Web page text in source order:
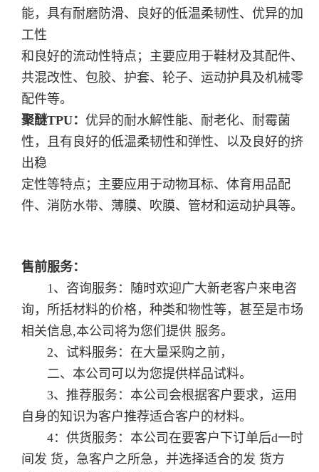
能，具有耐磨防滑、良好的低温柔韧性、优异的加
工性
和良好的流动性特点；主要应用于鞋材及其配件、
共混改性、包胶、护套、轮子、运动护具及机械零
配件等。
聚醚TPU： 优异的耐水解性能、耐老化、耐霉菌
性，且有良好的低温柔韧性和弹性、以及良好的挤
出稳
定性等特点；主要应用于动物耳标、体育用品配
件、消防水带、薄膜、吹膜、管材和运动护具等。
售前服务：
1、咨询服务：随时欢迎广大新老客户来电咨
询，所括材料的价格，种类和物性等，甚至是市场
相关信息,本公司将为您们提供 服务。
2、试料服务：在大量采购之前，
二、本公司可以为您提供样品试料。
3、推荐服务：本公司会根据客户要求，运用
自身的知识为客户推荐适合客户的材料。
4：供货服务：本公司在要客户下订单后d一时
间发 货，急客户之所急，并选择适合的发 货方